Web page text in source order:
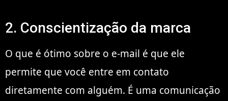
2. Conscientização da marca
O que é ótimo sobre o e-mail é que ele
permite que você entre em contato
diretamente com alguém. É uma comunicação